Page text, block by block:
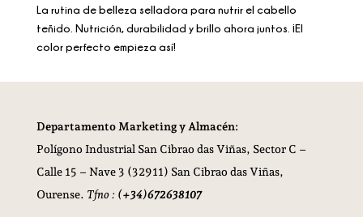
La rutina de belleza selladora para nutrir el cabello
teñido. Nutrición, durabilidad y brillo ahora juntos. ¡El
color perfecto empieza así!
Departamento Marketing y Almacén:
Polígono Industrial San Cibrao das Viñas, Sector C –
Calle 15 – Nave 3 (32911) San Cibrao das Viñas,
Ourense. Tfno : (+34)672638107